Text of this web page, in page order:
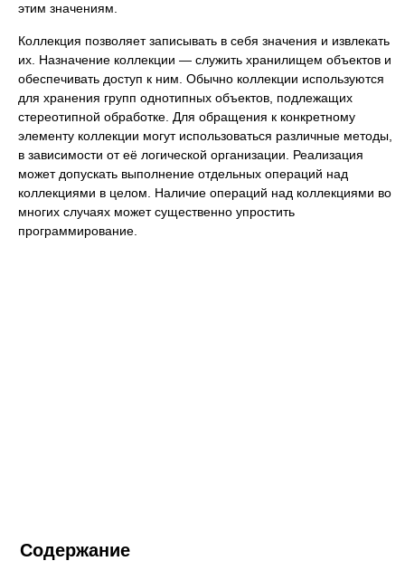
этим значениям.
Коллекция позволяет записывать в себя значения и извлекать
их. Назначение коллекции — служить хранилищем объектов и
обеспечивать доступ к ним. Обычно коллекции используются
для хранения групп однотипных объектов, подлежащих
стереотипной обработке. Для обращения к конкретному
элементу коллекции могут использоваться различные методы,
в зависимости от её логической организации. Реализация
может допускать выполнение отдельных операций над
коллекциями в целом. Наличие операций над коллекциями во
многих случаях может существенно упростить
программирование.
Содержание